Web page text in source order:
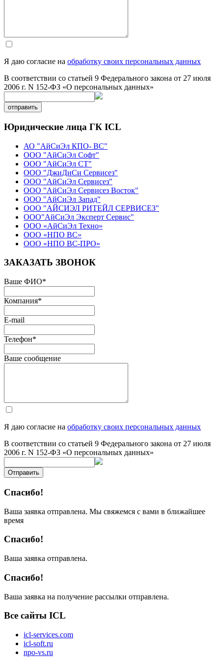
Я даю согласие на обработку своих персональных данных
В соответствии со статьей 9 Федерального закона от 27 июля
2006 г. N 152-ФЗ «О персональных данных»
отправить
Юридические лица ГК ICL
АО "АйСиЭл КПО- ВС"
ООО "АйСиЭл Софт"
ООО "АйСиЭл СТ"
ООО "ДжиДиСи Сервисез"
ООО "АйСиЭл Сервисез"
ООО "АйСиЭл Сервисез Восток"
ООО "АйСиЭл Запад"
ООО "АЙСИЭЛ РИТЕЙЛ СЕРВИСЕЗ"
ООО"АйСиЭл Эксперт Сервис"
ООО «АйСиЭл Техно»
ООО «НПО ВС»
ООО «НПО ВС-ПРО»
ЗАКАЗАТЬ ЗВОНОК
Ваше ФИО*
Компания*
E-mail
Телефон*
Ваше сообщение
Я даю согласие на обработку своих персональных данных
В соответствии со статьей 9 Федерального закона от 27 июля
2006 г. N 152-ФЗ «О персональных данных»
Отправить
Спасибо!
Ваша заявка отправлена. Мы свяжемся с вами в ближайшее
время
Спасибо!
Ваша заявка отправлена.
Спасибо!
Ваша заявка на получение рассылки отправлена.
Все сайты ICL
icl-services.com
icl-soft.ru
npo-vs.ru